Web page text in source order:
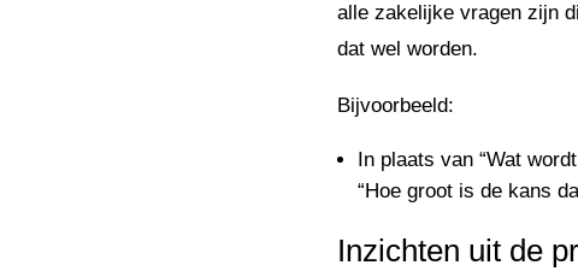
alle zakelijke vragen zijn
dat wel worden.
Bijvoorbeeld:
In plaats van “Wat
“Hoe groot is de kans
Inzichten uit de